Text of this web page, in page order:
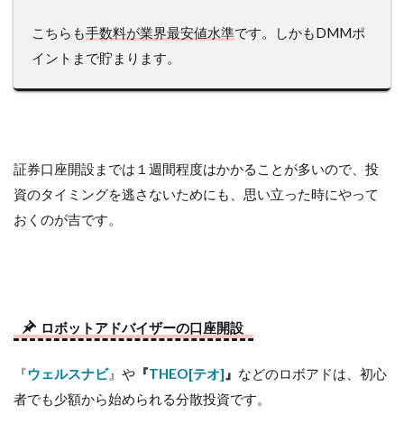
こちらも手数料が業界最安値水準です。しかもDMMポ
イントまで貯まります。
証券口座開設までは１週間程度はかかることが多いので、投
資のタイミングを逃さないためにも、思い立った時にやって
おくのが吉です。
ロボットアドバイザーの口座開設
『ウェルスナビ』や 『THEO[テオ] 』 などのロボアドは、初心
者でも少額から始められる分散投資です。